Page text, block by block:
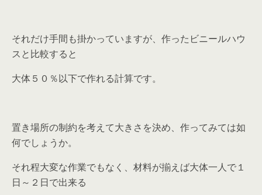
それだけ手間も掛かっていますが、作ったビニールハウ
スと比較すると
大体５０％以下で作れる計算です。
置き場所の制約を考えて大きさを決め、作ってみては如
何でしょうか。
それ程大変な作業でもなく、材料が揃えば大体一人で１
日～２日で出来る